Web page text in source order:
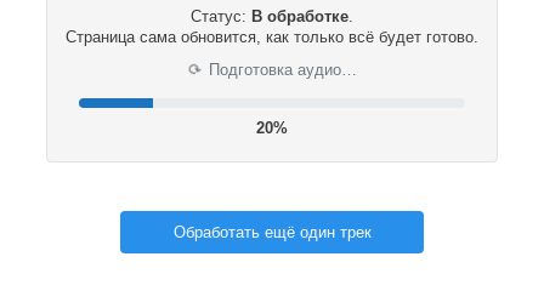
Статус: В обработке.
Страница сама обновится, как только всё будет готово.
⟳ Подготовка аудио…
21%
Обработать ещё один трек